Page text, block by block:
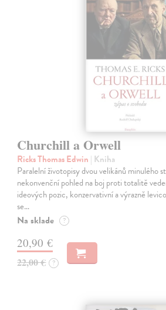
Churchill a Orwell
Ricks Thomas Edwin | Kniha
Paralelní životopisy dvou velikánů minulého
nekonvenční pohled na boj proti totalitě
ideových pozic, konzervativní a výrazně
se…
Na sklade ?
20,90 €
22,00 € ?